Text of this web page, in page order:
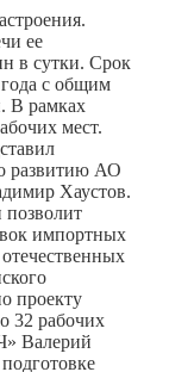
ее
в сутки. Срок
года с общим
В рамках
мест.
развитию АО
Хаустов.
импортных
проекту
32 рабочих
Валерий